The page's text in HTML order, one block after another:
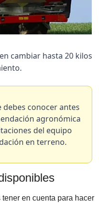
cambiar hasta 20 kilos
conocer antes
agronómica
del equipo
en terreno.
en cuenta para hacer